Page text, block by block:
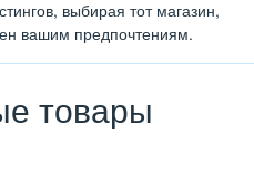
выбирая тот магазин,
вашим предпочтениям.
товары